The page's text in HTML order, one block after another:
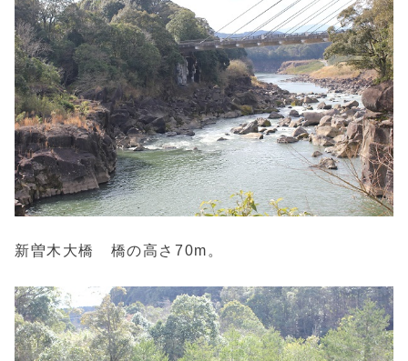
新曽木大橋 橋の高さ70m。